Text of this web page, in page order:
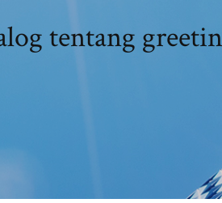
tentang